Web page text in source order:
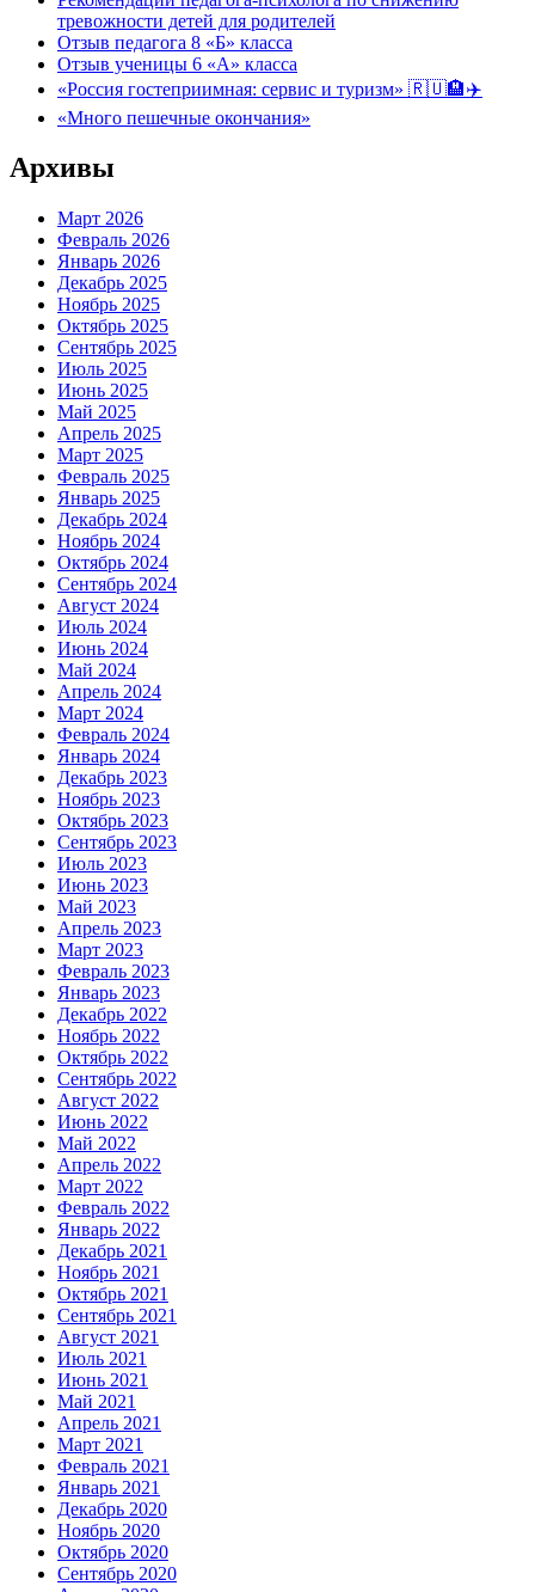
тревожности детей для родителей
Отзыв педагога 8 «Б» класса
Отзыв ученицы 6 «А» класса
«Россия гостеприимная: сервис и туризм» 🇷🇺🏨✈️
«Много пешечные окончания»
Архивы
Март 2026
Февраль 2026
Январь 2026
Декабрь 2025
Ноябрь 2025
Октябрь 2025
Сентябрь 2025
Июль 2025
Июнь 2025
Май 2025
Апрель 2025
Март 2025
Февраль 2025
Январь 2025
Декабрь 2024
Ноябрь 2024
Октябрь 2024
Сентябрь 2024
Август 2024
Июль 2024
Июнь 2024
Май 2024
Апрель 2024
Март 2024
Февраль 2024
Январь 2024
Декабрь 2023
Ноябрь 2023
Октябрь 2023
Сентябрь 2023
Июль 2023
Июнь 2023
Май 2023
Апрель 2023
Март 2023
Февраль 2023
Январь 2023
Декабрь 2022
Ноябрь 2022
Октябрь 2022
Сентябрь 2022
Август 2022
Июнь 2022
Май 2022
Апрель 2022
Март 2022
Февраль 2022
Январь 2022
Декабрь 2021
Ноябрь 2021
Октябрь 2021
Сентябрь 2021
Август 2021
Июль 2021
Июнь 2021
Май 2021
Апрель 2021
Март 2021
Февраль 2021
Январь 2021
Декабрь 2020
Ноябрь 2020
Октябрь 2020
Сентябрь 2020